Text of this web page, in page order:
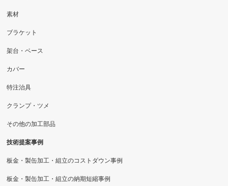
素材
ブラケット
架台・ベース
カバー
特注治具
クランプ・ツメ
その他の加工部品
技術提案事例
板金・製缶加工・組立のコストダウン事例
板金・製缶加工・組立の納期短縮事例